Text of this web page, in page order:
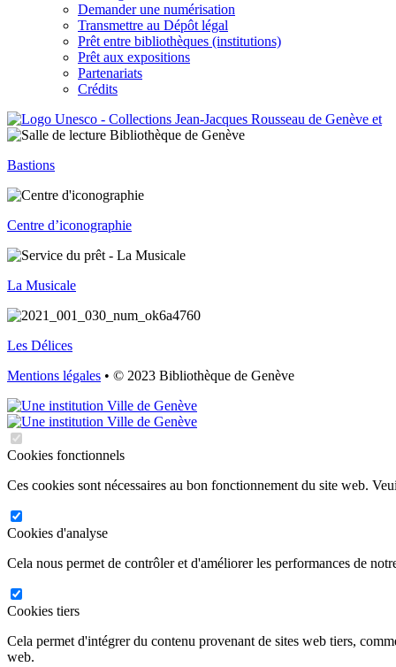
Demander une numérisation
Transmettre au Dépôt légal
Prêt entre bibliothèques (institutions)
Prêt aux expositions
Partenariats
Crédits
Bastions
Centre d’iconographie
La Musicale
Les Délices
Mentions légales • © 2023 Bibliothèque de Genève
Cookies fonctionnels
Ces cookies sont nécessaires au bon fonctionnement du site web.
Cookies d'analyse
Cela nous permet de contrôler et d'améliorer les performances de
Cookies tiers
Cela permet d'intégrer du contenu provenant de sites web tiers,
web.